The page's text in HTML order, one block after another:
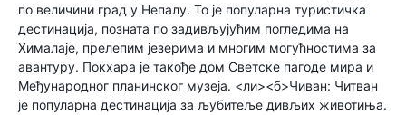
по величини град у Непалу. То је популарна туристичка
дестинација, позната по задивљујућим погледима на
Хималаје, прелепим језерима и многим могућностима за
авантуру. Покхара је такође дом Светске пагоде мира и
Међународног планинског музеја. <ли><б>Чиван: Читван
је популарна дестинација за љубитеље дивљих животиња.